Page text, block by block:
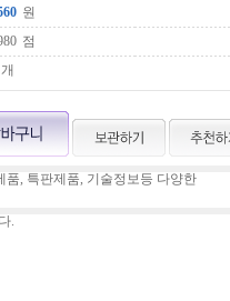
원
점
개
, 특판제품, 기술정보등 다양한
.